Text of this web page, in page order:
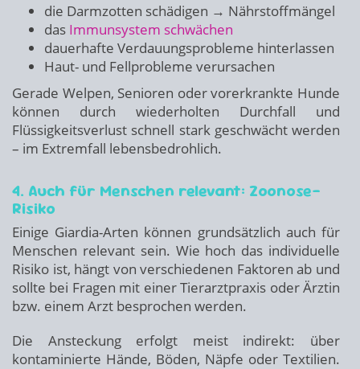
die Darmzotten schädigen → Nährstoffmängel
das Immunsystem schwächen
dauerhafte Verdauungsprobleme hinterlassen
Haut- und Fellprobleme verursachen
Gerade Welpen, Senioren oder vorerkrankte Hunde
können durch wiederholten Durchfall und
Flüssigkeitsverlust schnell stark geschwächt werden
– im Extremfall lebensbedrohlich.
4. Auch für Menschen relevant: Zoonose-
Risiko
Einige Giardia-Arten können grundsätzlich auch für
Menschen relevant sein. Wie hoch das individuelle
Risiko ist, hängt von verschiedenen Faktoren ab und
sollte bei Fragen mit einer Tierarztpraxis oder Ärztin
bzw. einem Arzt besprochen werden.
Die Ansteckung erfolgt meist indirekt: über
kontaminierte Hände, Böden, Näpfe oder Textilien.